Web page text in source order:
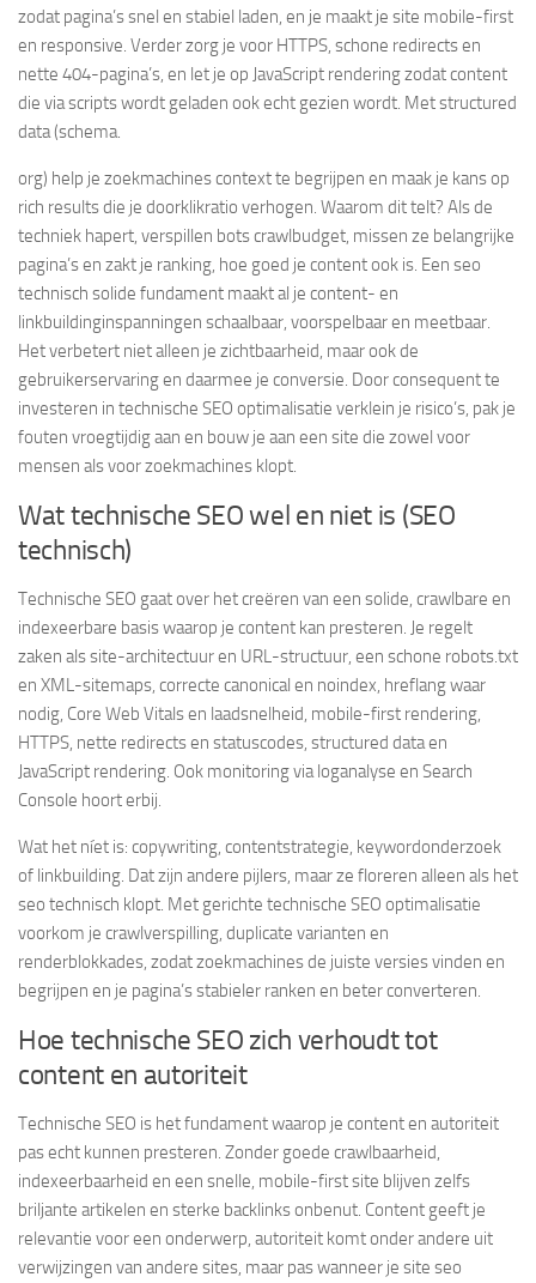
zodat pagina’s snel en stabiel laden, en je maakt je site mobile-first
en responsive. Verder zorg je voor HTTPS, schone redirects en
nette 404-pagina’s, en let je op JavaScript rendering zodat content
die via scripts wordt geladen ook echt gezien wordt. Met structured
data (schema.
org) help je zoekmachines context te begrijpen en maak je kans op
rich results die je doorklikratio verhogen. Waarom dit telt? Als de
techniek hapert, verspillen bots crawlbudget, missen ze belangrijke
pagina’s en zakt je ranking, hoe goed je content ook is. Een seo
technisch solide fundament maakt al je content- en
linkbuildinginspanningen schaalbaar, voorspelbaar en meetbaar.
Het verbetert niet alleen je zichtbaarheid, maar ook de
gebruikerservaring en daarmee je conversie. Door consequent te
investeren in technische SEO optimalisatie verklein je risico’s, pak je
fouten vroegtijdig aan en bouw je aan een site die zowel voor
mensen als voor zoekmachines klopt.
Wat technische SEO wel en niet is (SEO
technisch)
Technische SEO gaat over het creëren van een solide, crawlbare en
indexeerbare basis waarop je content kan presteren. Je regelt
zaken als site-architectuur en URL-structuur, een schone robots.txt
en XML-sitemaps, correcte canonical en noindex, hreflang waar
nodig, Core Web Vitals en laadsnelheid, mobile-first rendering,
HTTPS, nette redirects en statuscodes, structured data en
JavaScript rendering. Ook monitoring via loganalyse en Search
Console hoort erbij.
Wat het níet is: copywriting, contentstrategie, keywordonderzoek
of linkbuilding. Dat zijn andere pijlers, maar ze floreren alleen als het
seo technisch klopt. Met gerichte technische SEO optimalisatie
voorkom je crawlverspilling, duplicate varianten en
renderblokkades, zodat zoekmachines de juiste versies vinden en
begrijpen en je pagina’s stabieler ranken en beter converteren.
Hoe technische SEO zich verhoudt tot
content en autoriteit
Technische SEO is het fundament waarop je content en autoriteit
pas echt kunnen presteren. Zonder goede crawlbaarheid,
indexeerbaarheid en een snelle, mobile-first site blijven zelfs
briljante artikelen en sterke backlinks onbenut. Content geeft je
relevantie voor een onderwerp, autoriteit komt onder andere uit
verwijzingen van andere sites, maar pas wanneer je site seo